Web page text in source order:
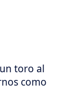
toro al
como